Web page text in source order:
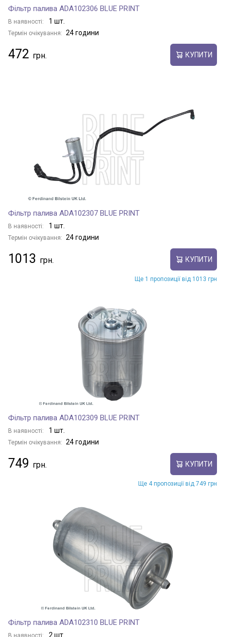
Фільтр палива ADA102306 BLUE PRINT
В наявності: 1 шт.
Термін очікування: 24 години
472 КУПИТИ
Фільтр палива ADA102307 BLUE PRINT
В наявності: 1 шт.
Термін очікування: 24 години
1013 КУПИТИ
Ще 1 пропозиції від 1013 грн
Фільтр палива ADA102309 BLUE PRINT
В наявності: 1 шт.
Термін очікування: 24 години
749 КУПИТИ
Ще 4 пропозиції від 749 грн
Фільтр палива ADA102310 BLUE PRINT
В наявності: 2 шт.